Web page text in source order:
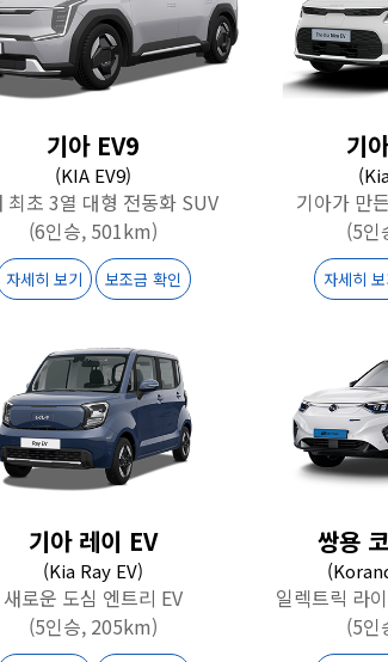
기아 EV9
(KIA EV9)
최초 3열 대형 전동화 SUV
(6인승, 501km)
자세히 보기 보조금 확인
기
기아가 만
(5
자세히
기아 레이 EV
(Kia Ray EV)
새로운 도심 엔트리 EV
(5인승, 205km)
쌍용
일렉트릭 라
(5